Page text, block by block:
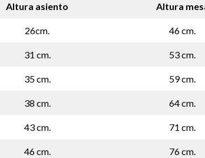
Altura asiento Altura
26cm. 46 cm.
31 cm. 53 cm.
35 cm. 59 cm.
38 cm. 64 cm.
43 cm. 71 cm.
46 cm. 76 cm.